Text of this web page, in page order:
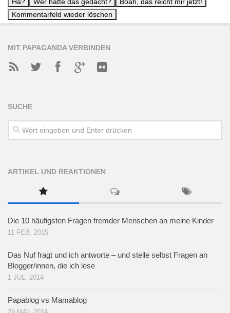
MIT PAPAGANDA VERBINDEN
SUCHE
ARTIKEL UND REAKTIONEN
Die 10 häufigsten Fragen fremder Menschen an meine Kinder
11 FEB, 2015
Das Nuf fragt und ich antworte – und stelle selbst Fragen an
Blogger/innen, die ich lese
1 JUL, 2014
Papablog vs Mamablog